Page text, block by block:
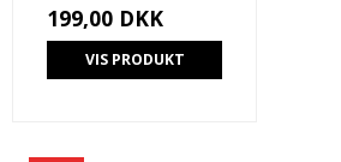
199,00 DKK
VIS PRODUKT